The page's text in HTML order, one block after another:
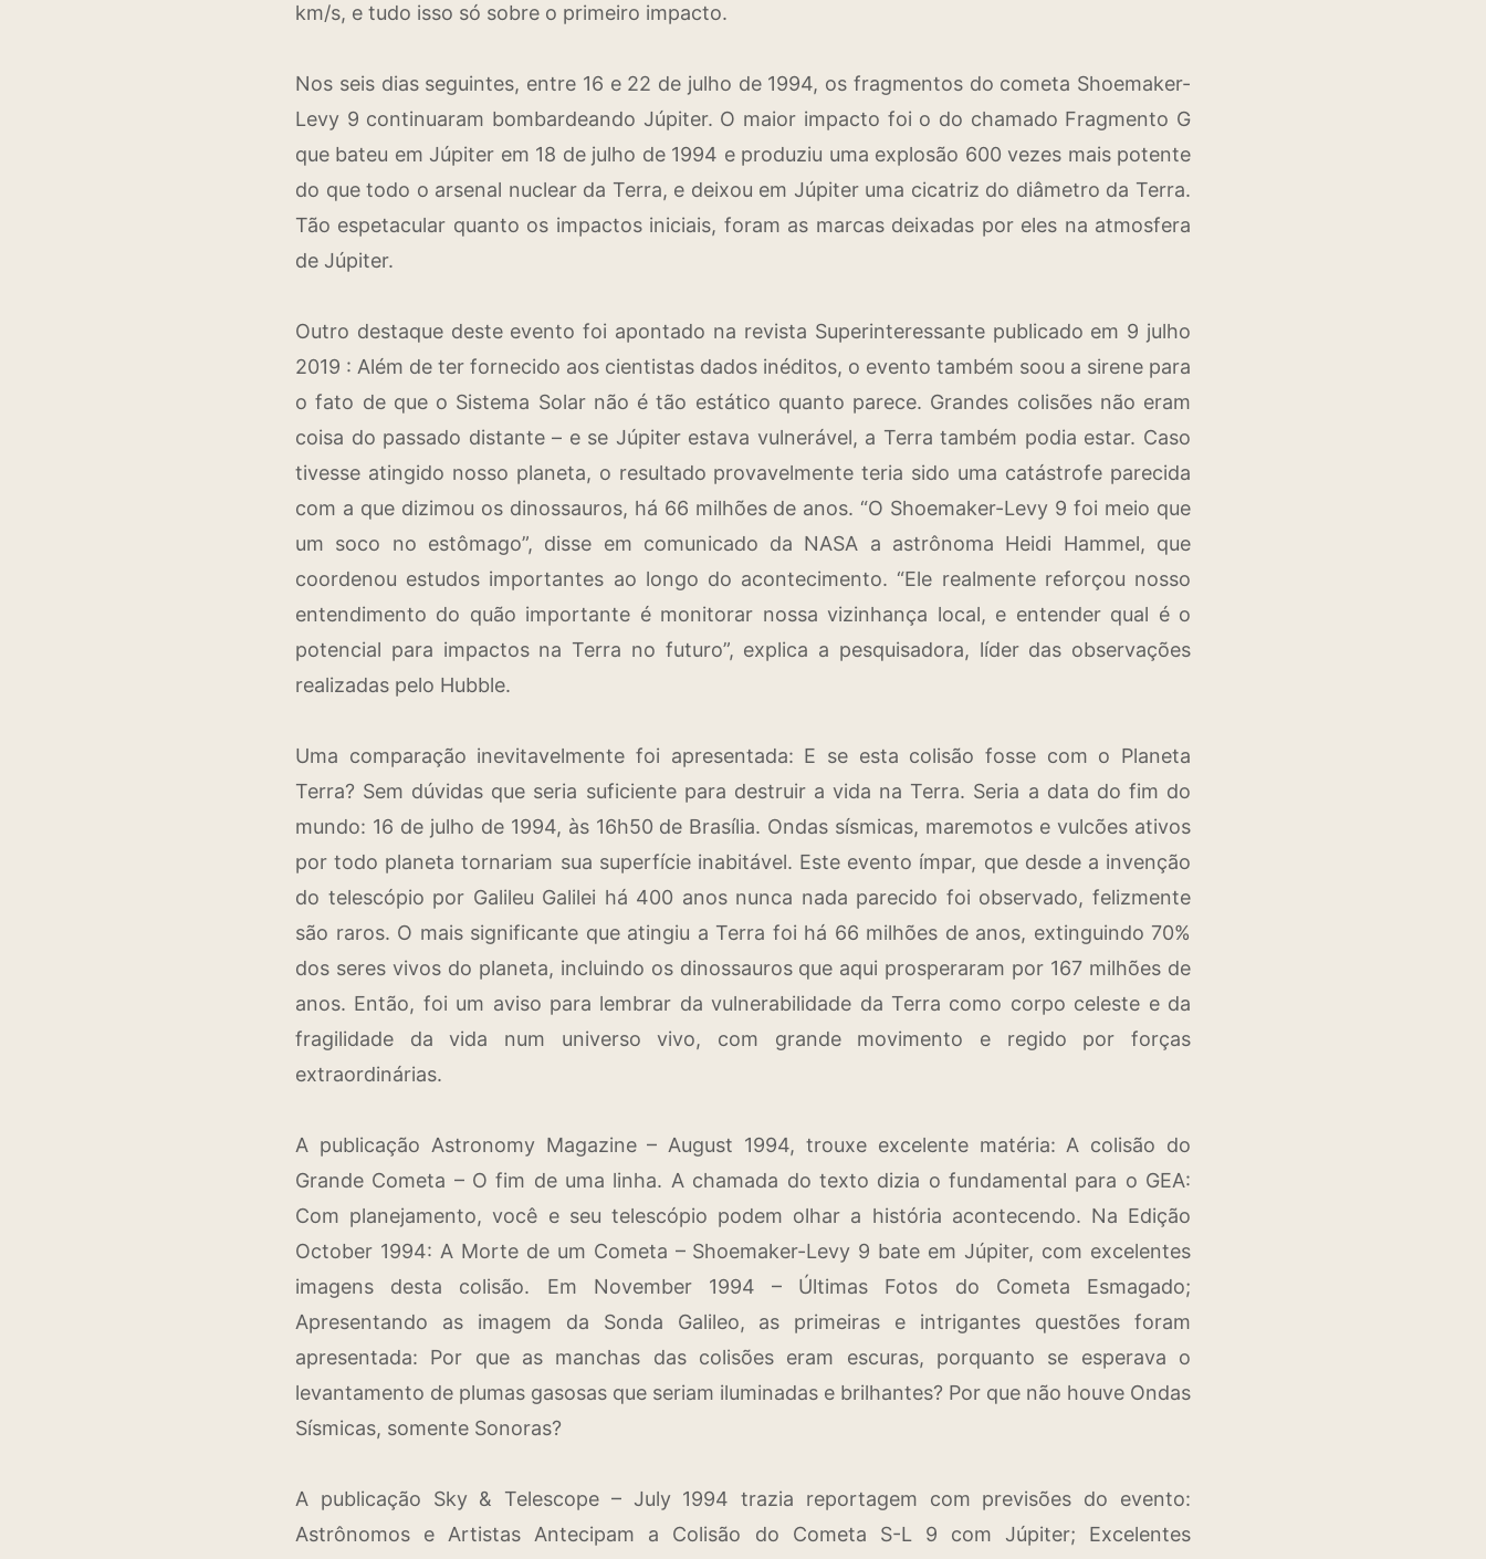
km/s, e tudo isso só sobre o primeiro impacto.
Nos seis dias seguintes, entre 16 e 22 de julho de 1994, os fragmentos do cometa Shoemaker-
Levy 9 continuaram bombardeando Júpiter. O maior impacto foi o do chamado Fragmento G
que bateu em Júpiter em 18 de julho de 1994 e produziu uma explosão 600 vezes mais potente
do que todo o arsenal nuclear da Terra, e deixou em Júpiter uma cicatriz do diâmetro da Terra.
Tão espetacular quanto os impactos iniciais, foram as marcas deixadas por eles na atmosfera
de Júpiter.
Outro destaque deste evento foi apontado na revista Superinteressante publicado em 9 julho
2019 : Além de ter fornecido aos cientistas dados inéditos, o evento também soou a sirene para
o fato de que o Sistema Solar não é tão estático quanto parece. Grandes colisões não eram
coisa do passado distante – e se Júpiter estava vulnerável, a Terra também podia estar. Caso
tivesse atingido nosso planeta, o resultado provavelmente teria sido uma catástrofe parecida
com a que dizimou os dinossauros, há 66 milhões de anos. “O Shoemaker-Levy 9 foi meio que
um soco no estômago”, disse em comunicado da NASA a astrônoma Heidi Hammel, que
coordenou estudos importantes ao longo do acontecimento. “Ele realmente reforçou nosso
entendimento do quão importante é monitorar nossa vizinhança local, e entender qual é o
potencial para impactos na Terra no futuro”, explica a pesquisadora, líder das observações
realizadas pelo Hubble.
Uma comparação inevitavelmente foi apresentada: E se esta colisão fosse com o Planeta
Terra? Sem dúvidas que seria suficiente para destruir a vida na Terra. Seria a data do fim do
mundo: 16 de julho de 1994, às 16h50 de Brasília. Ondas sísmicas, maremotos e vulcões ativos
por todo planeta tornariam sua superfície inabitável. Este evento ímpar, que desde a invenção
do telescópio por Galileu Galilei há 400 anos nunca nada parecido foi observado, felizmente
são raros. O mais significante que atingiu a Terra foi há 66 milhões de anos, extinguindo 70%
dos seres vivos do planeta, incluindo os dinossauros que aqui prosperaram por 167 milhões de
anos. Então, foi um aviso para lembrar da vulnerabilidade da Terra como corpo celeste e da
fragilidade da vida num universo vivo, com grande movimento e regido por forças
extraordinárias.
A publicação Astronomy Magazine – August 1994, trouxe excelente matéria: A colisão do
Grande Cometa – O fim de uma linha. A chamada do texto dizia o fundamental para o GEA:
Com planejamento, você e seu telescópio podem olhar a história acontecendo. Na Edição
October 1994: A Morte de um Cometa – Shoemaker-Levy 9 bate em Júpiter, com excelentes
imagens desta colisão. Em November 1994 – Últimas Fotos do Cometa Esmagado;
Apresentando as imagem da Sonda Galileo, as primeiras e intrigantes questões foram
apresentada: Por que as manchas das colisões eram escuras, porquanto se esperava o
levantamento de plumas gasosas que seriam iluminadas e brilhantes? Por que não houve Ondas
Sísmicas, somente Sonoras?
A publicação Sky & Telescope – July 1994 trazia reportagem com previsões do evento:
Astrônomos e Artistas Antecipam a Colisão do Cometa S-L 9 com Júpiter; Excelentes